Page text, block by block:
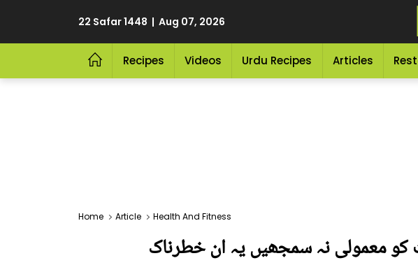
22 Safar 1448 | Aug 07, 2026
Recipes Videos Urdu Recipes Articles
Home Article Health And Fitness
کو معمولی نہ سمجھیں یہ ان خطرناک